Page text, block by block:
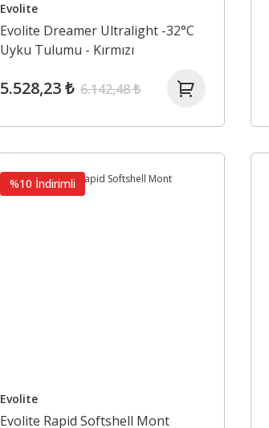
Evolite
Evolite Dreamer Ultralight -32°C
Uyku Tulumu - Kırmızı
5.528,23 ₺ 6.142,48 ₺
%10 İndirimli
Evolite
Evolite Rapid Softshell Mont